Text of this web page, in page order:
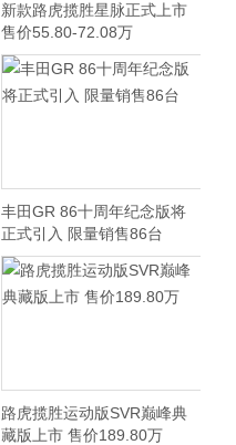
新款路虎揽胜星脉正式上市
售价55.80-72.08万
丰田GR 86十周年纪念版将
正式引入 限量销售86台
路虎揽胜运动版SVR巅峰典
藏版上市 售价189.80万